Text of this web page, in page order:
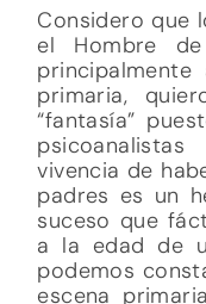
Considero que
el Hombre
primaria,
“fantasía”
vivencia de
padres es un
suceso que
a la edad de
podemos
escena